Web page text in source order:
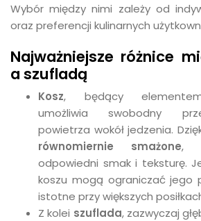
Wybór między nimi zależy od
oraz preferencji kulinarnych
Najważniejsze różnice
a szufladą
Kosz, będący
umożliwia swobodny
powietrza wokół jedzenia.
równomiernie smażone,
odpowiedni smak i teksturę.
koszu mogą ograniczać jego
istotne przy większych
Z kolei szuflada, zazwyczaj